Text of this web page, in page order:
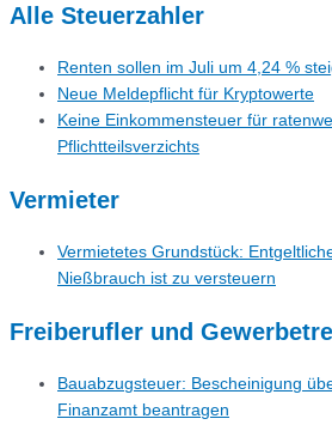
Alle Steuerzahler
Renten sollen im Juli um 4,24 %
Neue Meldepflicht für Kryptowerte
Keine Einkommensteuer für
Pflichtteilsverzichts
Vermieter
Vermietetes Grundstück:
Nießbrauch ist zu versteuern
Freiberufler und
Bauabzugsteuer: Bescheinigung
Finanzamt beantragen